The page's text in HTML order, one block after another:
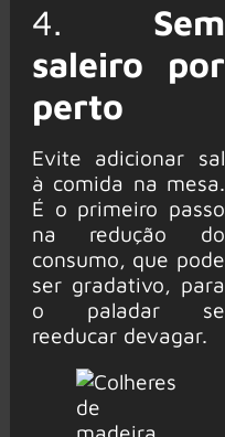
4. Sem
saleiro por
perto
Evite adicionar sal
à comida na mesa.
É o primeiro passo
na redução do
consumo, que pode
ser gradativo, para
o paladar se
reeducar devagar.